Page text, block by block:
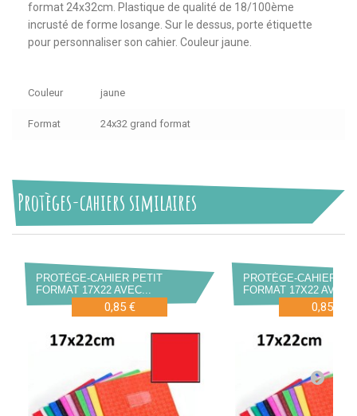
format 24x32cm. Plastique de qualité de 18/100ème
incrusté de forme losange. Sur le dessus, porte étiquette
pour personnaliser son cahier. Couleur jaune.
Couleur jaune
Format 24x32 grand format
Protèges-cahiers similaires
PROTÈGE-CAHIER PETIT
FORMAT 17X22 AVEC...
0,85 €
PROTÈGE-CAHIER
FORMAT 17X22
0,85 €